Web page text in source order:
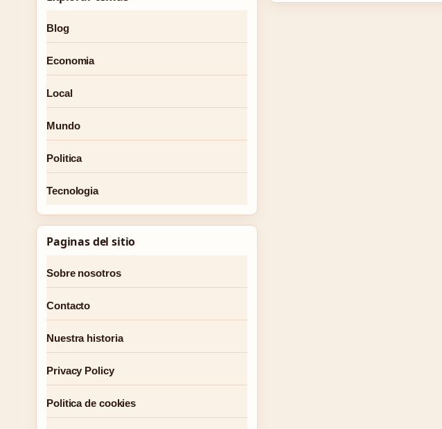
Blog
Economia
Local
Mundo
Politica
Tecnologia
Paginas del sitio
Sobre nosotros
Contacto
Nuestra historia
Privacy Policy
Politica de cookies